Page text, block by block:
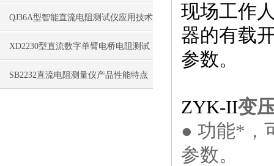
QJ36A型智能直流电阻测试仪应用技术
特点
XD2230型直流数字单臂电桥电阻测试
仪性能特点
SB2232直流电阻测量仪产品性能特点
现场工作
器的有载
参数。
ZYK-II变
● 功能*，
参数。